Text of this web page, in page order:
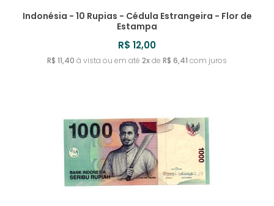
Indonésia - 10 Rupias - Cédula Estrangeira - Flor de
Estampa
R$ 12,00
R$ 11,40 à vista ou em até 2xde R$ 6,41 com juros